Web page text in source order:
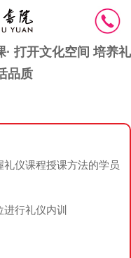
打开文化空间 培养礼
品质
仪课程授课方法的学员
行礼仪内训